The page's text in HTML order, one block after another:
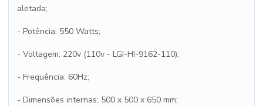
aletada;
- Potência: 550 Watts;
- Voltagem: 220v (110v - LGI-HI-9162-110);
- Frequência: 60Hz;
- Dimensões internas: 500 x 500 x 650 mm;